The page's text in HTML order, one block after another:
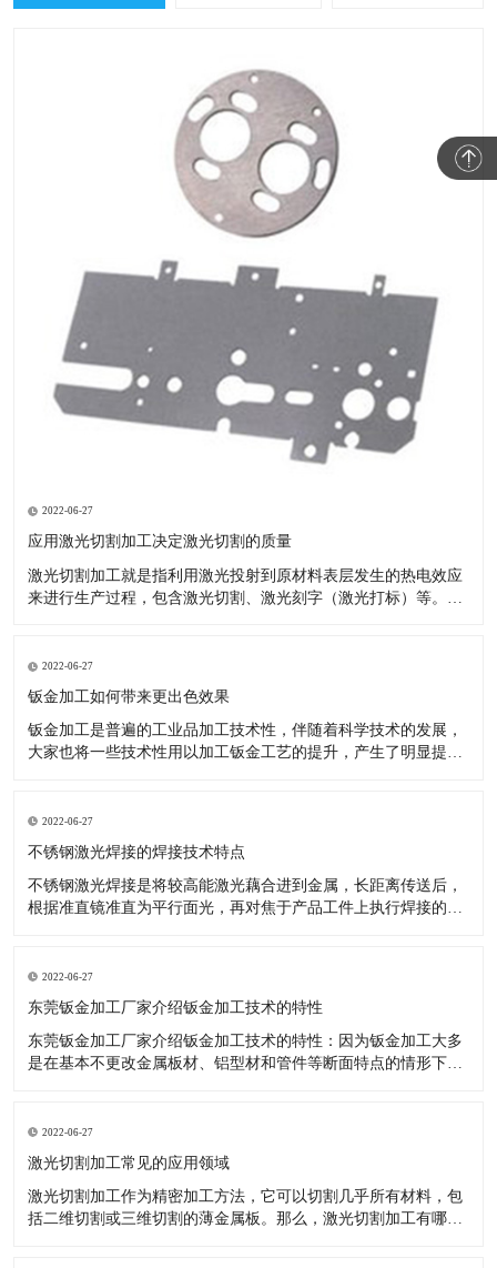
2022-06-27
应用激光切割加工决定激光切割的质量
激光切割加工就是指利用激光投射到原材料表层发生的热电效应
来进行生产过程，包含激光切割、激光刻字（激光打标）等。现
光切割成形生产塑胶产品：节省注塑模具投资：塑料激光切割加
工不用模具
2022-06-27
钣金加工如何带来更出色效果
钣金加工是普遍的工业品加工技术性，伴随着科学技术的发展，
大家也将一些技术性用以加工钣金工艺的提升，产生了明显提
许多厂商的青睐。降低了投入耗费、操作更轻轻松松。 大家知
道，因为工业品十分
2022-06-27
不锈钢激光焊接的焊接技术特点
不锈钢激光焊接是将较高能激光藕合进到金属，长距离传送后，
根据准直镜准直为平行面光，再对焦于产品工件上执行焊接的一
间和动能上的分光，能开展多光束与此同时加工，为更高精度的
焊接给予了标准。
2022-06-27
东莞钣金加工厂家介绍钣金加工技术的特性
东莞钣金加工厂家介绍钣金加工技术的特性：因为钣金加工大多
是在基本不更改金属板材、铝型材和管件等断面特点的情形下，
以做成各种不一样样子、规格及特性的商品，且制造的钢结构商
品有着较高的強度和刚
2022-06-27
激光切割加工常见的应用领域
激光切割加工作为精密加工方法，它可以切割几乎所有材料，包
括二维切割或三维切割的薄金属板。那么，激光切割加工有哪些